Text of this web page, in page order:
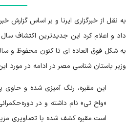
به شکل فوق العاده ای تا کنون محفوظ و
وزیر باستان شناسی مصر در ادامه در مورد
«واح تی» نام داشته و در دوره
است. مقبره کشف شده با تصاویری